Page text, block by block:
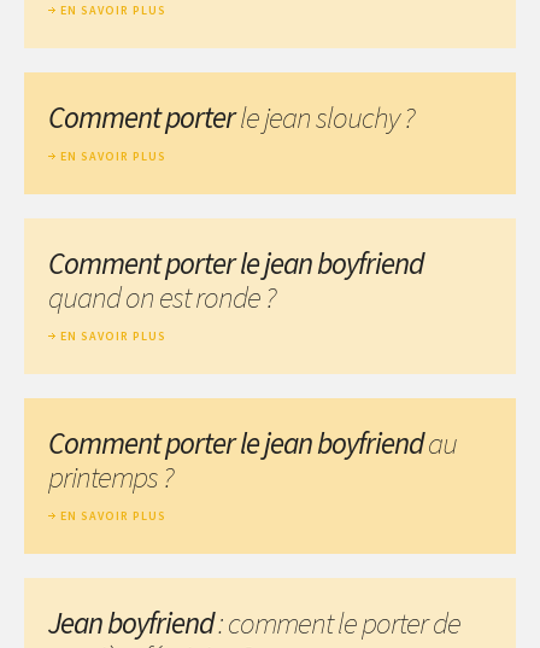
EN SAVOIR PLUS
Comment porterle jean slouchy ?
EN SAVOIR PLUS
Comment porter le jean boyfriend
quand on est ronde ?
EN SAVOIR PLUS
Comment porter le jean boyfriendau
printemps ?
EN SAVOIR PLUS
Jean boyfriend: comment le porter de